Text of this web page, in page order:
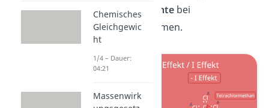
dieElektronendichte bei
benachbarten Atomen.
Chemisches
Gleichgewic
ht
1/4 – Dauer:
04:21
Massenwirk